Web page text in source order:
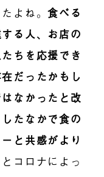
よね。食べる
る人、お店の
ちを応援でき
だったかもし
なかったと改
たなかで食の
と共感がより
コロナによっ